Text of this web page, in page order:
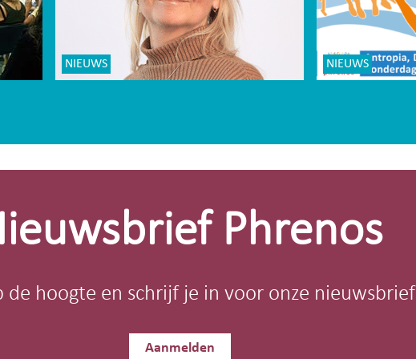
NIEUWS NIEUWS
Phrenos
de hoogte en schrijf je in voor onze nieuwsbrief
Aanmelden